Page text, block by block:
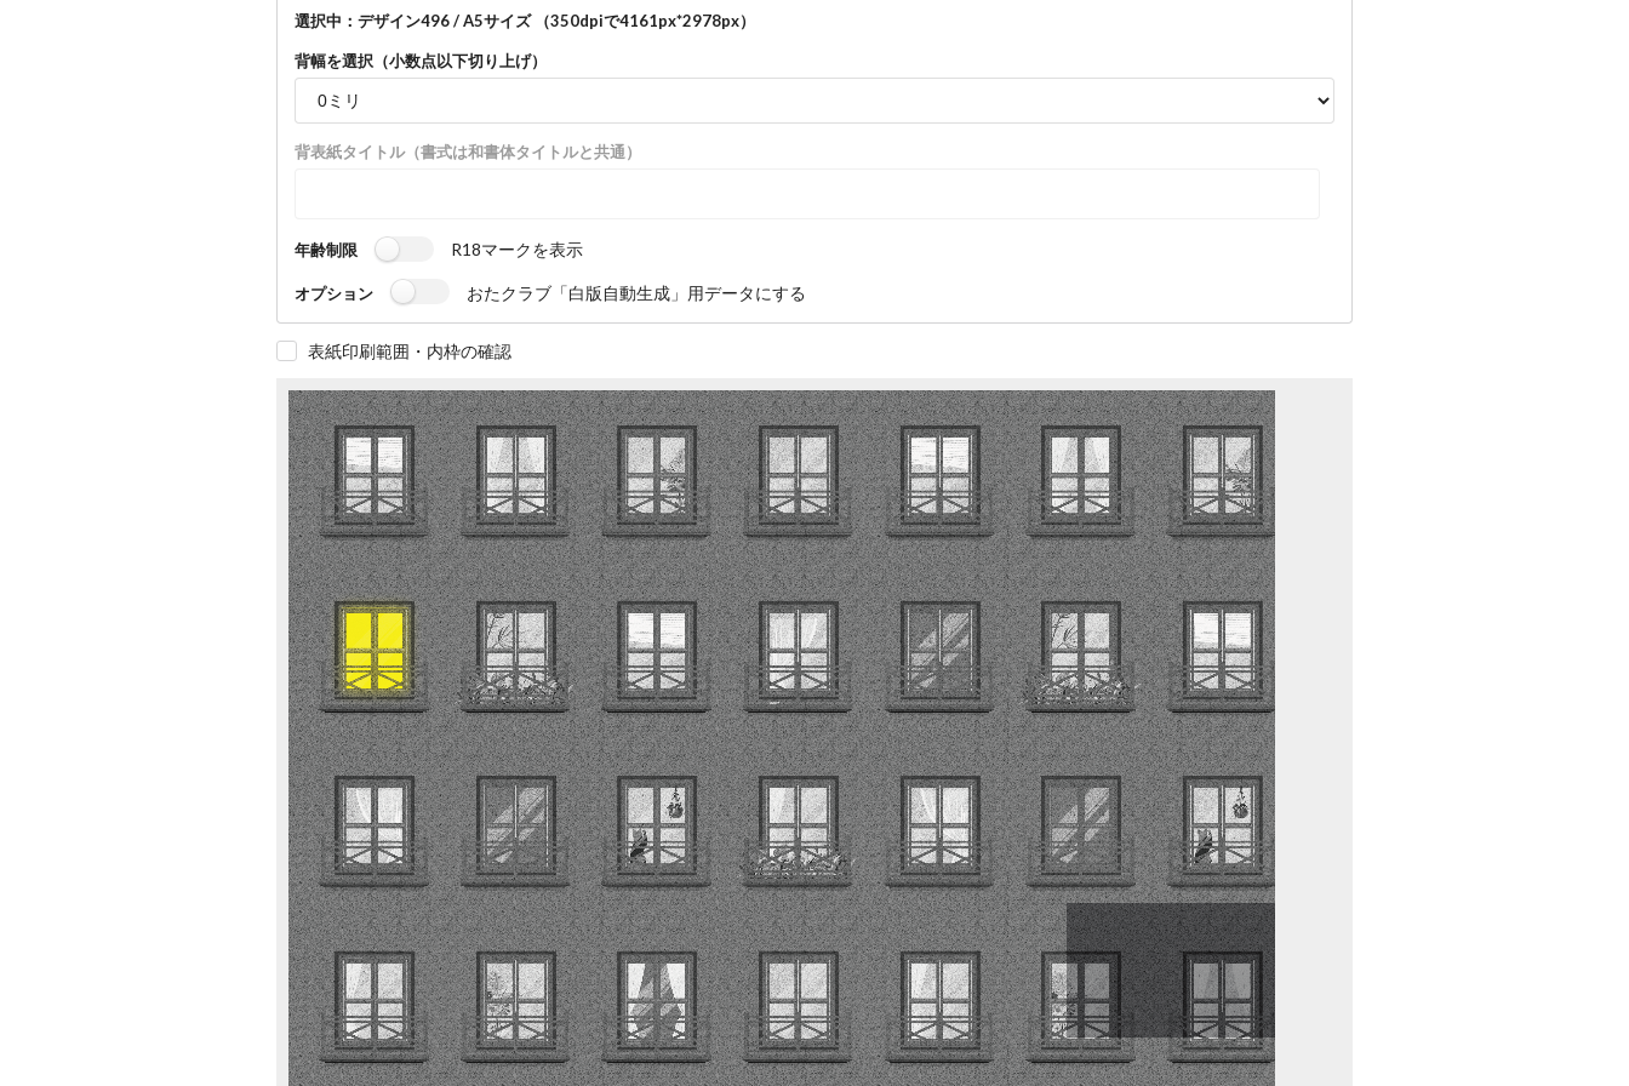
選択中：デザイン496 / A5サイズ （350dpiで4161px*2978px）
背幅を選択（小数点以下切り上げ）
背表紙タイトル（書式は和書体タイトルと共通）
年齢制限 R18マークを表示
オプション おたクラブ「白版自動生成」用データにする
表紙印刷範囲・内枠の確認